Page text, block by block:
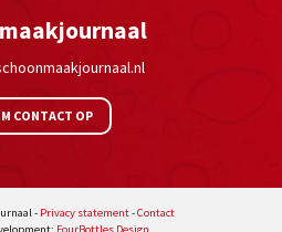
CONTACT OP
- Privacy statement-Contact
FourBottles Design